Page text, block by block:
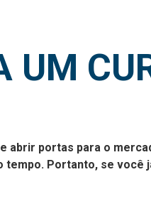
UM
abrir portas para o
tempo. Portanto, se